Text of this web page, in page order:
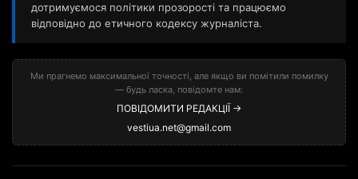
дотримуємося політики прозорості та працюємо
відповідно до етичного кодексу журналіста.
Ми прагнемо максимальної точності, але якщо ви помітили помилку
— будь ласка, повідомте нам:
ПОВІДОМИТИ РЕДАКЦІЇ →
vestiua.net@gmail.com